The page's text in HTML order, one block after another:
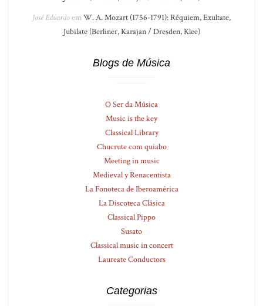
José Eduardoem W. A. Mozart (1756-1791): Réquiem, Exultate,
Jubilate (Berliner, Karajan / Dresden, Klee)
Blogs de Música
O Ser da Música
Music is the key
Classical Library
Chucrute com quiabo
Meeting in music
Medieval y Renacentista
La Fonoteca de Iberoamérica
La Discoteca Clásica
Classical Pippo
Susato
Classical music in concert
Laureate Conductors
Categorias